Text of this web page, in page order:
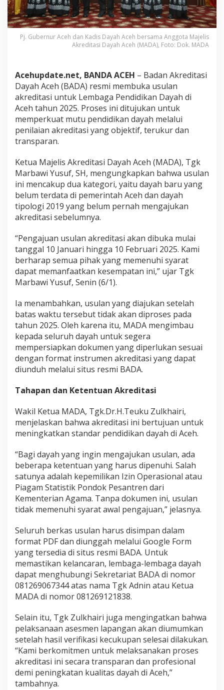
k
r
e
i
i
D
a
a
h
T
u
n
2
0
2
5
P
r
k
u
a
t
M
t
u
P
e
n
d
i
d
i
a
D
a
a
Pj. Gubernur Aceh dan Kadis Dayah Aceh bersama Anggota Majelis
Akreditasi Dayah Aceh (MADA), Foto: Dok. MADA
Acehupdate.net, BANDA ACEH – Badan Akreditasi
Dayah Aceh (BADA) resmi membuka usulan
akreditasi untuk Lembaga Pendidikan Dayah di
Aceh tahun 2025. Proses ini ditujukan untuk
memperkuat mutu pendidikan dayah melalui
penilaian akreditasi yang objektif, terukur dan
transparan.
Ketua Majelis Akreditasi Dayah Aceh (MADA), Tgk
Marbawi Yusuf, SH, mengungkapkan bahwa usulan
ini mencakup dua kategori, yaitu dayah baru yang
belum terdata di pemerintah Aceh dan dayah
tipologi 2019 yang belum pernah mengajukan
akreditasi sebelumnya.
“Pengajuan usulan akreditasi akan dibuka mulai
tanggal 10 Januari hingga 10 Februari 2025. Kami
berharap semua pihak yang memenuhi syarat
dapat memanfaatkan kesempatan ini,” ujar Tgk
Marbawi Yusuf, Senin (6/1).
Ia menambahkan, usulan yang diajukan setelah
batas waktu tersebut tidak akan diproses pada
tahun 2025. Oleh karena itu, MADA mengimbau
kepada seluruh dayah untuk segera
mempersiapkan dokumen yang diperlukan sesuai
dengan format instrumen akreditasi yang dapat
diunduh melalui situs resmi BADA.
Tahapan dan Ketentuan Akreditasi
Wakil Ketua MADA, Tgk.Dr.H.Teuku Zulkhairi,
menjelaskan bahwa akreditasi ini bertujuan untuk
meningkatkan standar pendidikan dayah di Aceh.
“Bagi dayah yang ingin mengajukan usulan, ada
beberapa ketentuan yang harus dipenuhi. Salah
satunya adalah kepemilikan Izin Operasional atau
Piagam Statistik Pondok Pesantren dari
Kementerian Agama. Tanpa dokumen ini, usulan
tidak memenuhi syarat awal pengajuan,” jelasnya.
Seluruh berkas usulan harus disimpan dalam
format PDF dan diunggah melalui Google Form
yang tersedia di situs resmi BADA. Untuk
memastikan kelancaran, lembaga-lembaga dayah
dapat menghubungi Sekretariat BADA di nomor
081269067344 atas nama Tgk Adnin atau Ketua
MADA di nomor 081269121838.
Selain itu, Tgk Zulkhairi juga mengingatkan bahwa
pelaksanaan asesmen lapangan akan diumumkan
setelah hasil verifikasi kecukupan selesai dilakukan.
“Kami berkomitmen untuk melaksanakan proses
akreditasi ini secara transparan dan profesional
demi peningkatan kualitas dayah di Aceh,”
tambahnya.